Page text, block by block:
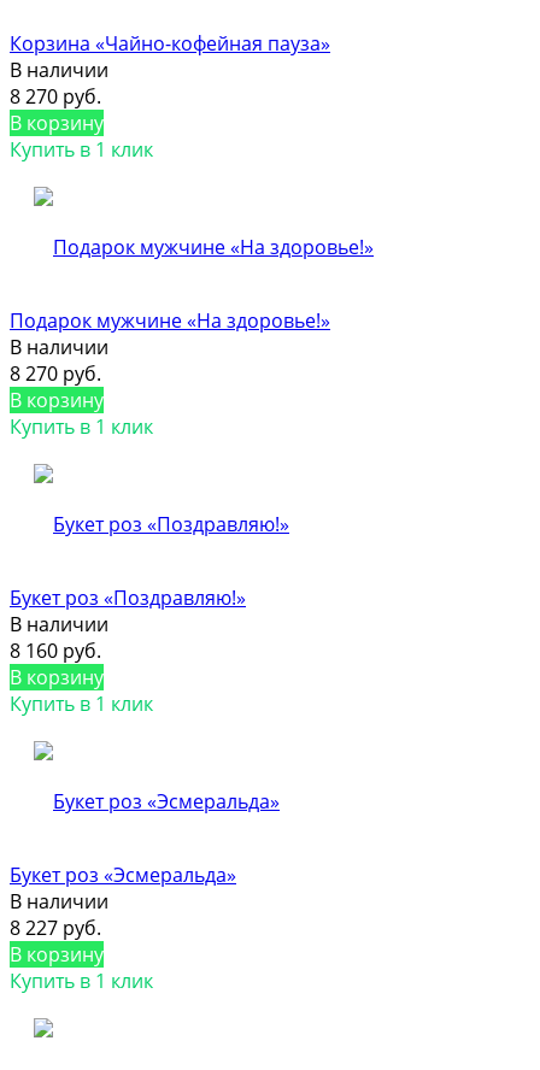
Корзина «Чайно-кофейная пауза»
В наличии
8 270 руб.
В корзину
Купить в 1 клик
Подарок мужчине «На здоровье!»
В наличии
8 270 руб.
В корзину
Купить в 1 клик
Букет роз «Поздравляю!»
В наличии
8 160 руб.
В корзину
Купить в 1 клик
Букет роз «Эсмеральда»
В наличии
8 227 руб.
В корзину
Купить в 1 клик